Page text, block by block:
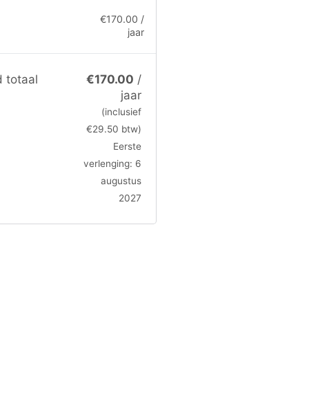
€170.00 /
jaar
totaal €170.00 /
jaar
(inclusief
€29.50 btw)
Eerste
verlenging: 6
augustus
2027